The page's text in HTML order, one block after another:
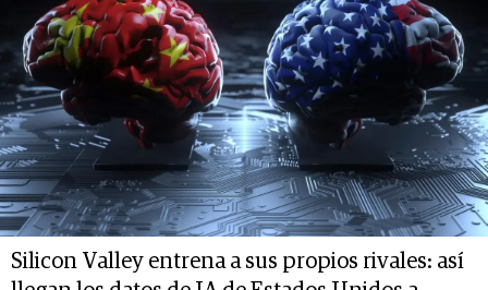
Silicon Valley entrena a sus propios rivales: así